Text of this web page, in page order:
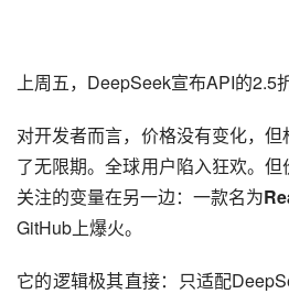
上周五， DeepSeek宣布API的2.5
对开发者而言，价格没有变化，
了无限期。全球用户陷入狂欢。
关注的变量在另一边：一款名为
GitHub上爆火。
它的逻辑极其直接：只适配